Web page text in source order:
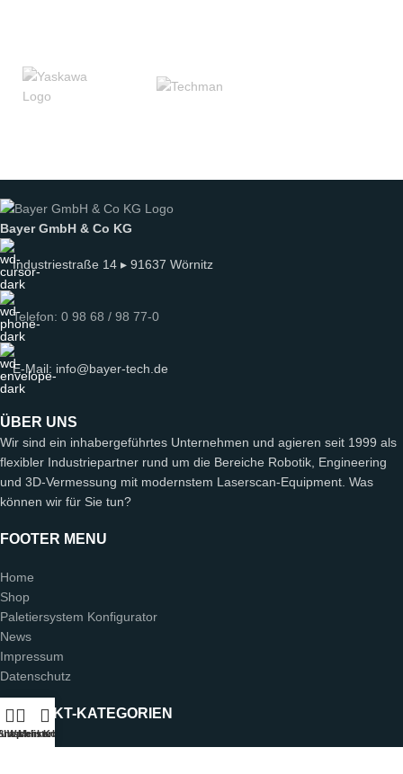
Bayer GmbH & Co KG
Industriestraße 14 ▸ 91637 Wörnitz
Telefon: 0 98 68 / 98 77-0
E-Mail: info@bayer-tech.de
ÜBER UNS
Wir sind ein inhabergeführtes Unternehmen und agieren seit 1999 als
flexibler Industriepartner rund um die Bereiche Robotik, Engineering
und 3D-Vermessung mit modernstem Laserscan-Equipment. Was
können wir für Sie tun?
FOOTER MENU
Home
Shop
Paletiersystem Konfigurator
News
Impressum
Datenschutz
PRODUKT-KATEGORIEN
Anwendungen
Warenkorb
Mein Konto